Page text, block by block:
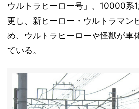
ウルトラヒーロー号」。10000系
更し、新ヒーロー・ウルトラマン
め、ウルトラヒーローや怪獣が車
ている。